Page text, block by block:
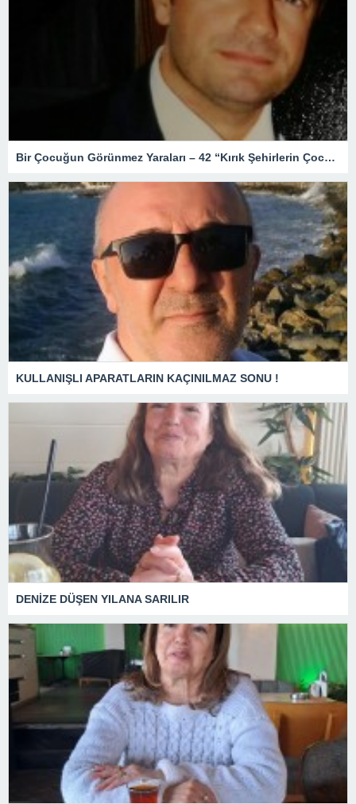
Bir Çocuğun Görünmez Yaraları – 42 “Kırık Şehirlerin Çocukları”
KULLANIŞLI APARATLARIN KAÇINILMAZ SONU !
DENİZE DÜŞEN YILANA SARILIR